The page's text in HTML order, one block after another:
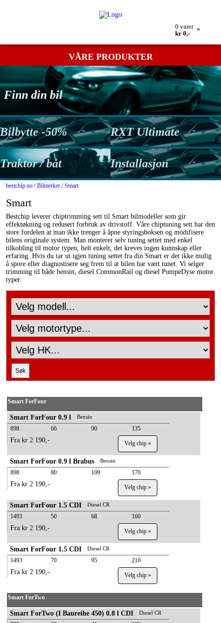
0 varer
kr 0,-
»
VÅRE PRODUKTER
Finn din bil
Bilbytte -50% RXT Ultimate
Traktor / båt Installasjon
bestchip.no /Bilmerker /Smart
Smart
Bestchip leverer chiptrimming sett til Smart bilmodeller som gir
effektøkning og redusert forbruk av drivstoff. Våre chiptuning sett har den
store fordelen at man ikke trenger å åpne styringsboksen og modifisere
bilens originale system. Man monterer selv tuning settet med enkel
tilkobling til motor typen, helt enkelt, det kreves ingen kunnskap eller
erfaring. Hvis du tar ut igjen tuning settet fra din Smart er det ikke mulig
å spore eller diagnostisere seg frem til at bilen har vært tunet. Vi selger
trimming til både bensin, diesel CommonRail og diesel PumpeDyse motor
typer.
Smart ForFour
Smart ForFour 0.9 l Bensin
898 66 90 135
Fra kr 2 190,- Velg chip »
Smart ForFour 0.9 l Brabus Bensin
898 80 109 170
Fra kr 2 190,- Velg chip »
Smart ForFour 1.5 CDI Diesel CR
1493 50 68 160
Fra kr 2 190,- Velg chip »
Smart ForFour 1.5 CDI Diesel CR
1493 70 95 210
Fra kr 2 190,- Velg chip »
Smart ForTwo
Smart ForTwo (I Baureihe 450) 0.8 l CDI Diesel CR